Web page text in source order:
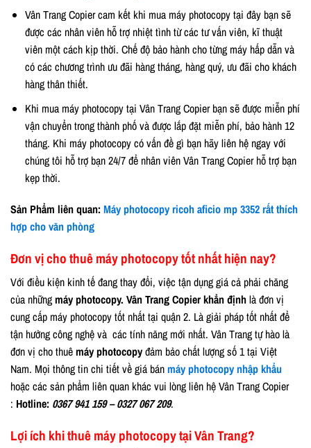
Vân Trang Copier cam kết khi mua máy photocopy tại đây bạn sẽ
được các nhân viên hỗ trợ nhiệt tình từ các tư vấn viên, kĩ thuật
viên một cách kịp thời. Chế độ bảo hành cho từng máy hấp dẫn và
có các chương trình ưu đãi hàng tháng, hàng quý, ưu đãi cho khách
hàng thân thiết.
Khi mua máy photocopy tại Vân Trang Copier bạn sẽ được miễn phí
vận chuyển trong thành phố và được lắp đặt miễn phí, bảo hành 12
tháng. Khi máy photocopy có vấn đề gì bạn hãy liên hệ ngay với
chúng tôi hỗ trợ bạn 24/7 để nhân viên Vân Trang Copier hỗ trợ bạn
kẹp thời.
Sản Phẩm liên quan:Máy photocopy ricoh aficio mp 3352 rất thích
hợp cho văn phòng
Đơn vị cho thuê máy photocopy tốt nhất hiện nay?
Với điều kiện kinh tế đang thay đổi, việc tận dụng giá cả phải chăng
của nhữngmáy photocopy. Vân Trang Copier khẳn địnhlà đơn vị
cung cấp máy photocopy tốt nhất tại quận 2. Là giải pháp tốt nhất để
tận hưởng công nghệ và các tính năng mới nhất. Vân Trang tự hào là
đơn vị cho thuêmáy photocopyđảm bảo chất lượng số 1 tại Việt
Nam. Mọi thông tin chi tiết về giá bánmáy photocopy nhập khẩu
hoặc các sản phẩm liên quan khác vui lòng liên hệ Vân Trang Copier
: Hotline: 0367 941 159 – 0327 067 209.
Lợi ích khi thuê máy photocopy tại Vân Trang?